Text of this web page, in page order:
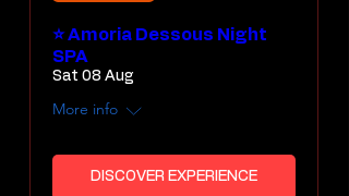
⭐ Amoria Dessous Night
SPA
Sat 08 Aug
More info
DISCOVER EXPERIENCE